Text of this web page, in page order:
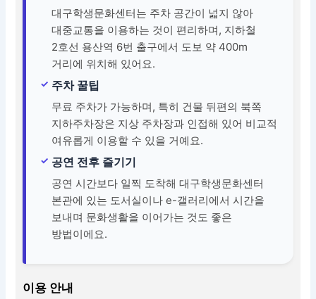
대구학생문화센터는 주차 공간이 넓지 않아
대중교통을 이용하는 것이 편리하며, 지하철
2호선 용산역 6번 출구에서 도보 약 400m
거리에 위치해 있어요.
주차 꿀팁
무료 주차가 가능하며, 특히 건물 뒤편의 북쪽
지하주차장은 지상 주차장과 인접해 있어 비교적
여유롭게 이용할 수 있을 거예요.
공연 전후 즐기기
공연 시간보다 일찍 도착해 대구학생문화센터
본관에 있는 도서실이나 e-갤러리에서 시간을
보내며 문화생활을 이어가는 것도 좋은
방법이에요.
이용 안내